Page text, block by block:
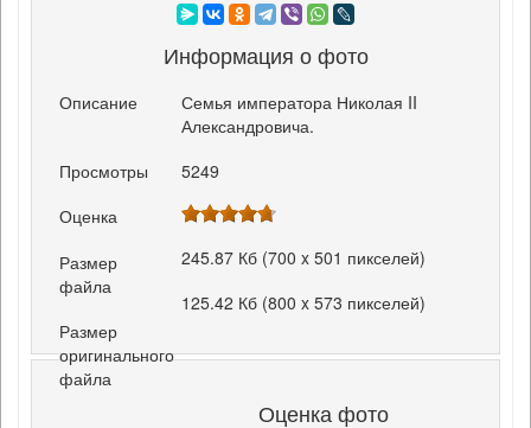
Информация о фото
Описание
Семья императора Николая II
Александровича.
Просмотры
5249
Оценка
Размер
файла
245.87 Кб (700 x 501 пикселей)
Размер
оригинального
файла
125.42 Кб (800 x 573 пикселей)
Оценка фото